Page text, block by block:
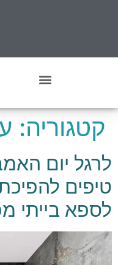
קטגוריה:
לרגל יום
טיפים
לספא בייתי